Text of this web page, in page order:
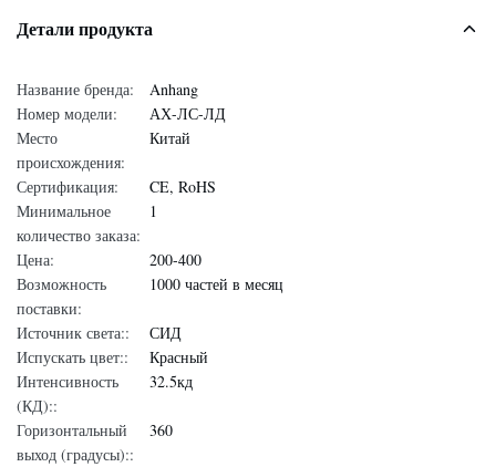
Детали продукта
Название бренда:
Anhang
Номер модели:
АХ-ЛС-ЛД
Место
происхождения:
Китай
Сертификация:
CE, RoHS
Минимальное
количество заказа:
1
Цена:
200-400
Возможность
поставки:
1000 частей в месяц
Источник света::
СИД
Испускать цвет::
Красный
Интенсивность
(КД)::
32.5кд
Горизонтальный
выход (градусы)::
360